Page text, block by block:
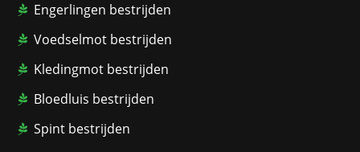
Engerlingen bestrijden
Voedselmot bestrijden
Kledingmot bestrijden
Bloedluis bestrijden
Spint bestrijden